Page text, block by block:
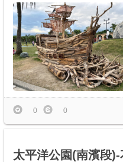
0 0
太平洋公園(南濱段